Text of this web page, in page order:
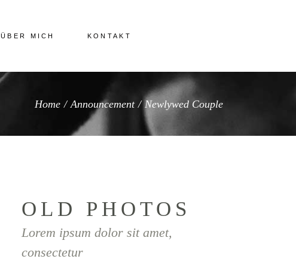
ÜBER MICH KONTAKT
Home/Announcement/Newlywed Couple
OLD PHOTOS
Lorem ipsum dolor sit amet,
consectetur